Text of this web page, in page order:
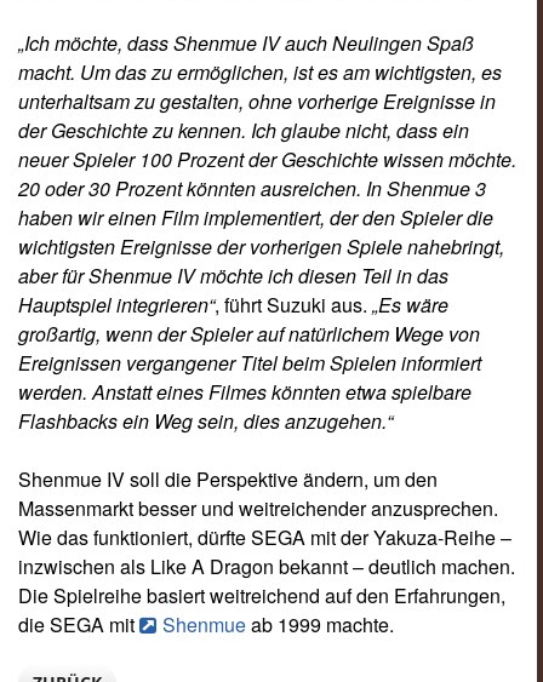
„Ich möchte, dass Shenmue IV auch Neulingen Spaß
macht. Um das zu ermöglichen, ist es am wichtigsten, es
unterhaltsam zu gestalten, ohne vorherige Ereignisse in
der Geschichte zu kennen. Ich glaube nicht, dass ein
neuer Spieler 100 Prozent der Geschichte wissen möchte.
20 oder 30 Prozent könnten ausreichen. In Shenmue 3
haben wir einen Film implementiert, der den Spieler die
wichtigsten Ereignisse der vorherigen Spiele nahebringt,
aber für Shenmue IV möchte ich diesen Teil in das
Hauptspiel integrieren“, führt Suzuki aus. „Es wäre
großartig, wenn der Spieler auf natürlichem Wege von
Ereignissen vergangener Titel beim Spielen informiert
werden. Anstatt eines Filmes könnten etwa spielbare
Flashbacks ein Weg sein, dies anzugehen.“
Shenmue IV soll die Perspektive ändern, um den
Massenmarkt besser und weitreichender anzusprechen.
Wie das funktioniert, dürfte SEGA mit der Yakuza-Reihe –
inzwischen als Like A Dragon bekannt – deutlich machen.
Die Spielreihe basiert weitreichend auf den Erfahrungen,
die SEGA mit
Shenmueab 1999 machte.